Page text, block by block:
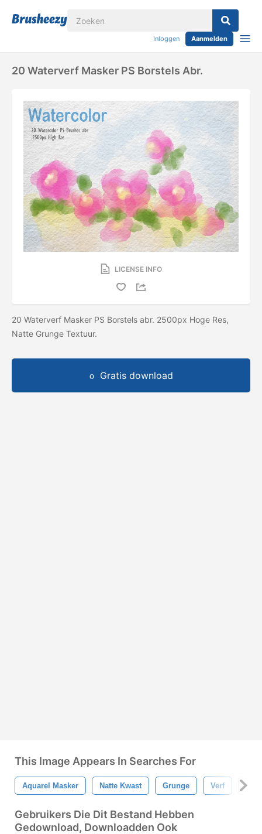
Inloggen Aanmelden
20 Waterverf Masker PS Borstels Abr.
LICENSE INFO
20 Waterverf Masker PS Borstels abr. 2500px Hoge Res,
Natte Grunge Textuur.
Gratis download
This Image Appears In Searches For
Aquarel Masker Natte Kwast Grunge Verf
Gebruikers Die Dit Bestand Hebben
Gedownload, Downloadden Ook